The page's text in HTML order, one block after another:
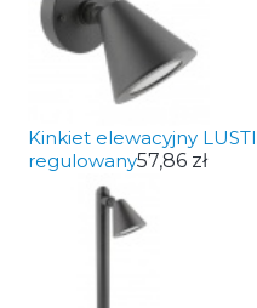
Kinkiet elewacyjny
regulowany57,86 zł